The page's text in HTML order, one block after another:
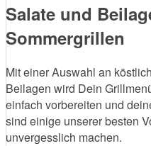
Salate und
Sommergrillen
Mit einer Auswahl an
Beilagen wird Dein
einfach vorbereiten und
sind einige unserer besten
unvergesslich machen.